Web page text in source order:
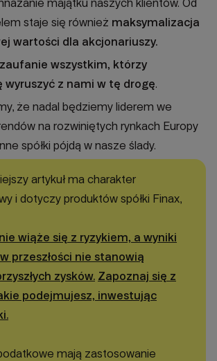
majątku naszych klientów. Od
staje się również maksymalizacja
wartości dla akcjonariuszy.
wszystkim, którzy
wyruszyć z nami w tę drogę.
że nadal będziemy liderem we
na rozwiniętych rynkach Europy
spółki pójdą w nasze ślady.
artykuł ma charakter
i dotyczy produktów spółki Finax,
wiąże się z ryzykiem, a wyniki
przeszłości nie stanowią
zysków. Zapoznaj się z
podejmujesz, inwestując
mają zastosowanie